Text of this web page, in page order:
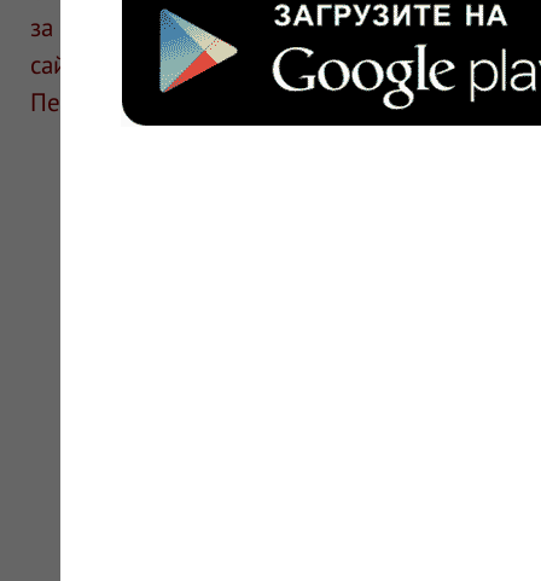
за информацию в отзывах. Описание
сайте для ознакомления и не является
Перед применением необходима